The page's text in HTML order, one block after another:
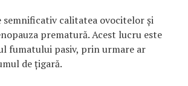
semnificativ calitatea ovocitelor și
prematură. Acest lucru este
fumatului pasiv, prin urmare ar
de țigară.